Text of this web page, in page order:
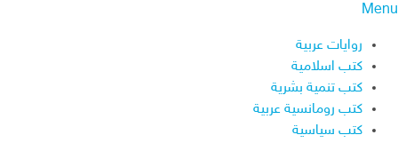
Menu
روايات عربية
كتب اسلامية
كتب تنمية بشرية
كتب رومانسية عربية
كتب سياسية